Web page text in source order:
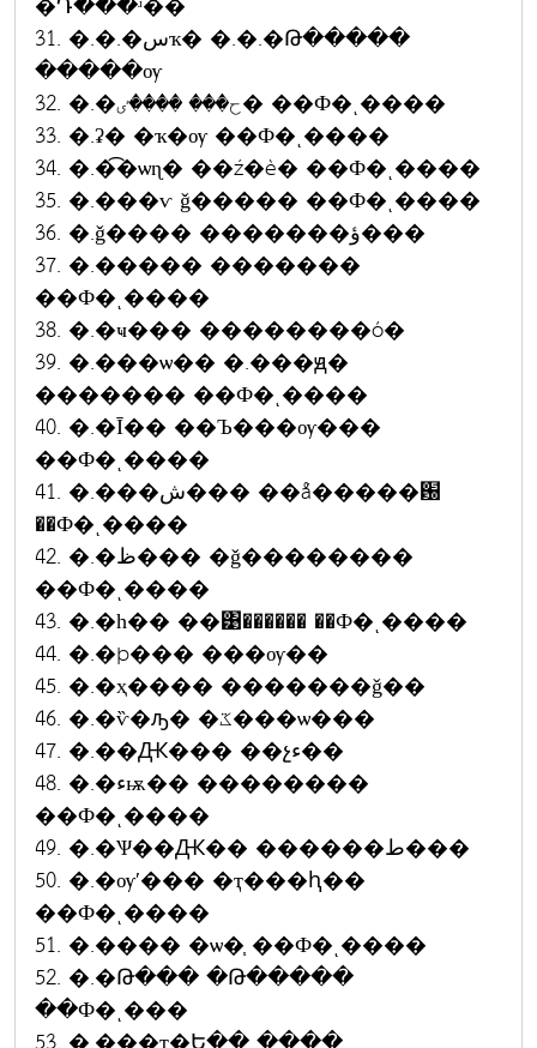
31. �.�.�سҡ� �.�.�Թ�����
�����ѹ
32. �.�ح��� ����ٸ� ��Ф�ͺ����
33. �.ʡ� �ҡ�ѹ ��Ф�ͺ����
34. �.�͡�ѡɳ� ��ź�è� ��Ф�ͺ����
35. �.���ѵ ǧ����� ��Ф�ͺ����
36. �.ǧ���� �������ؤ���
37. �.����� �������
��Ф�ͺ����
38. �.�ҹ��� ��������ó�
39. �.���ѡ�� �.���ԭ�
������� ��Ф�ͺ����
40. �.�Ī�� ��Ъ���ѹ���
��Ф�ͺ����
41. �.���ش��� ��ǻ�����԰
��Ф�ͺ����
42. �.�ظ��� �ǧ��������
��Ф�ͺ����
43. �.�һ�� ��͹������ ��Ф�ͺ����
44. �.�þ��� ���ѹ��
45. �.�ҳ���� �������ǧ��
46. �.�ѷ�ԡ� �ػ���ѡ���
47. �.��Ԫ��� ��չء��
48. �.�ءѭ�� ��������
��Ф�ͺ����
49. �.�Ѱ��Ԫ�� ������ط���
50. �.�ѹʹ��� �ҭ���ԧ��
��Ф�ͺ����
51. �.���� �ѡ�֧ ��Ф�ͺ����
52. �.�Թ��� �Թ�����
��Ф�ͺ���